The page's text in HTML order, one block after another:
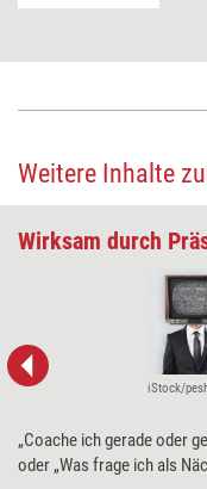
Weitere Inhalte
Wirksam durch
iStock/
„Coache ich gerade oder
oder „Was frage ich als